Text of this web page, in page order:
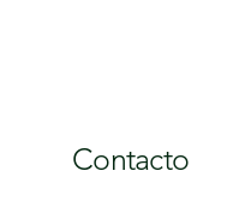
Contacto